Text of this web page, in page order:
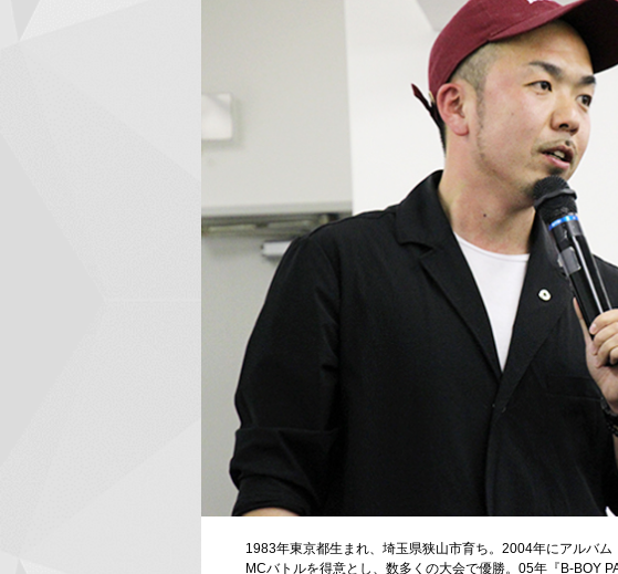
1983年東京都生まれ、埼玉県狭山市育ち。2004年にアルバ
MCバトルを得意とし、数多くの大会で優勝。05年『B-BOY